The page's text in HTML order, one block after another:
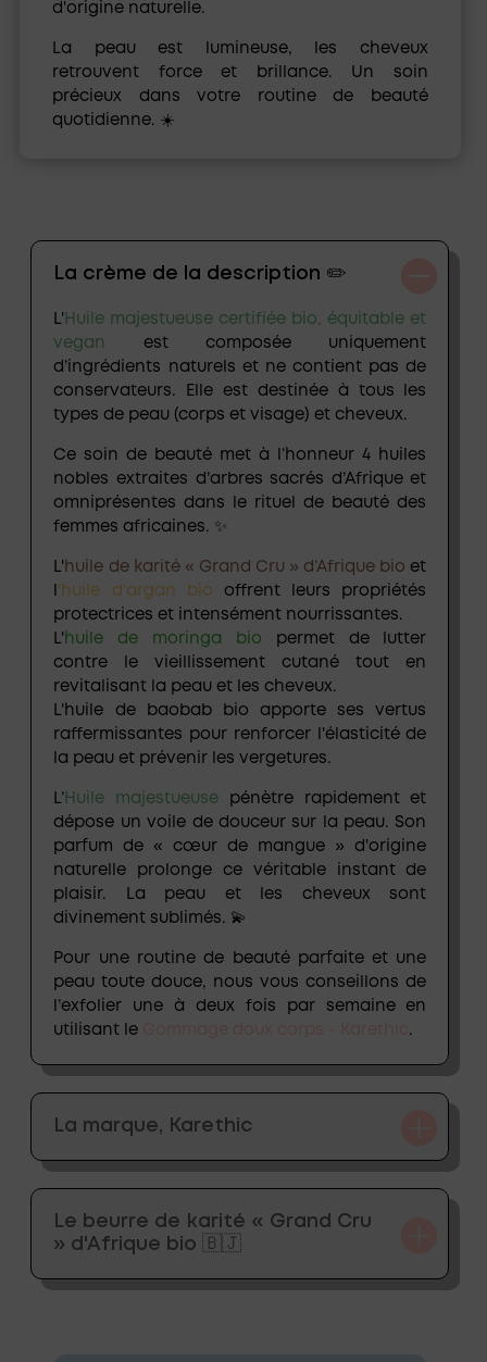
d'origine naturelle.
La peau est lumineuse, les cheveux
retrouvent force et brillance. Un soin
précieux dans votre routine de beauté
quotidienne. ☀️
La crème de la description ✏️
L' Huile majestueuse certifiée bio, équitable et
vegan
est composée uniquement
d’ingrédients naturels et ne contient pas de
conservateurs. Elle est destinée à tous les
types de peau (corps et visage) et cheveux.
Ce soin de beauté met à l’honneur 4 huiles
nobles extraites d’arbres sacrés d’Afrique et
omniprésentes dans le rituel de beauté des
femmes africaines. ✨
L' huile de karité « Grand Cru » d’Afrique bio et
' huile d'argan bio offrent leurs propriétés
protectrices et intensément nourrissantes.
L' huile de moringa bio permet de lutter
contre le vieillissement cutané tout en
revitalisant la peau et les cheveux.
L' huile de baobab bio apporte ses vertus
raffermissantes pour renforcer l'élasticité de
la peau et prévenir les vergetures.
L’ Huile majestueuse pénètre rapidement et
dépose un voile de douceur sur la peau. Son
parfum de « cœur de mangue » d'origine
naturelle prolonge ce véritable instant de
plaisir. La peau et les cheveux sont
divinement sublimés. 💫
Pour une routine de beauté parfaite et une
peau toute douce, nous vous conseillons de
l’exfolier une à deux fois par semaine en
utilisant le
.
La marque, Karethic
Le beurre de karité « Grand Cru
» d'Afrique bio 🇧🇯